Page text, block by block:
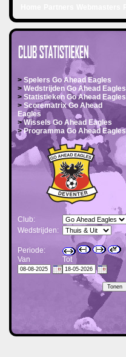
> Spelers Go Ahead Eagles
> Wedstrijden Go Ahead Eagles
> Statistieken Go Ahead Eagles
> Scorematrix Go Ahead
Eagles
> Wissels Go Ahead Eagles
> Programma Go Ahead Eagles
Club:
Wedstrijden:
Periode:
Van
Tot